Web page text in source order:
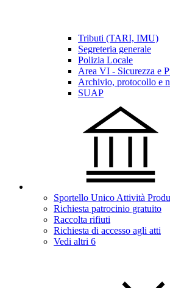
Tributi (TARI, IMU)
Segreteria generale
Polizia Locale
Area VI - Sicurezza e
Archivio, protocollo e
SUAP
Sportello Unico Attività
Richiesta patrocinio gratuito
Raccolta rifiuti
Richiesta di accesso agli atti
Vedi altri 6